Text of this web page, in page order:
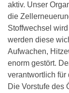
aktiv. Unser
die
Stoffwechsel
werden diese
Aufwachen,
enorm gestört.
verantwortlich für
Die Vorstufe des